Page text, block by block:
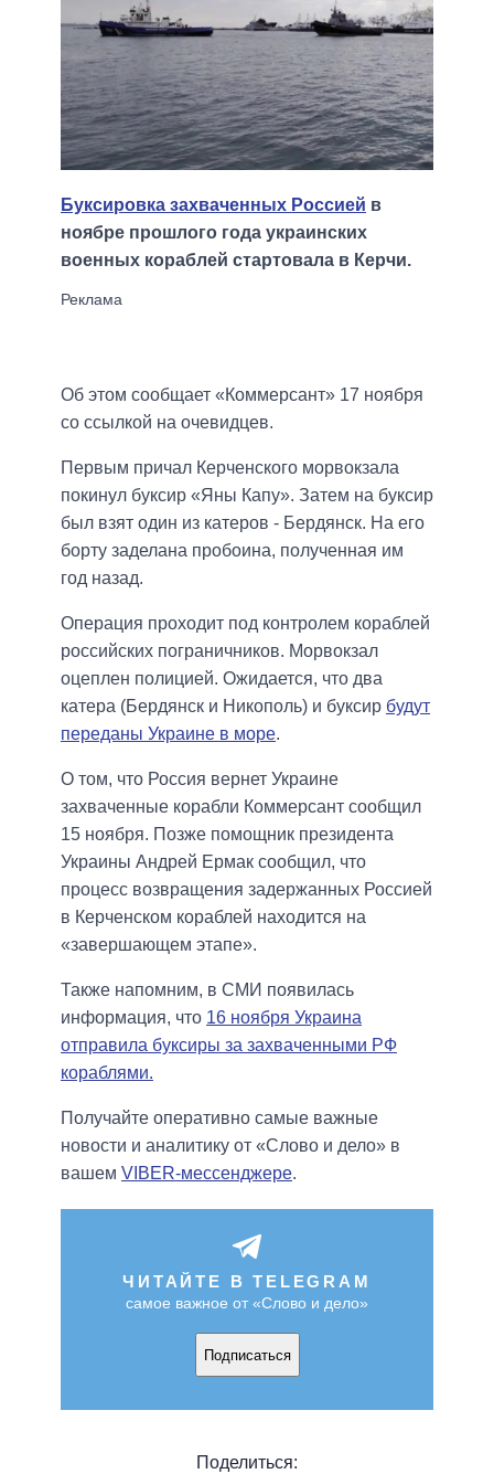
Буксировка захваченных Россией в
ноябре прошлого года украинских
военных кораблей стартовала в Керчи.
Об этом сообщает «Коммерсант» 17 ноября
со ссылкой на очевидцев.
Первым причал Керченского морвокзала
покинул буксир «Яны Капу». Затем на буксир
был взят один из катеров - Бердянск. На его
борту заделана пробоина, полученная им
год назад.
Операция проходит под контролем кораблей
российских пограничников. Морвокзал
оцеплен полицией. Ожидается, что два
катера (Бердянск и Никополь) и буксир будут
переданы Украине в море.
О том, что Россия вернет Украине
захваченные корабли Коммерсант сообщил
15 ноября. Позже помощник президента
Украины Андрей Ермак сообщил, что
процесс возвращения задержанных Россией
в Керченском кораблей находится на
«завершающем этапе».
Также напомним, в СМИ появилась
информация, что 16 ноября Украина
отправила буксиры за захваченными РФ
кораблями.
Получайте оперативно самые важные
новости и аналитику от «Слово и дело» в
вашем VIBER-мессенджере.
ЧИТАЙТЕ В TELEGRAM
самое важное от «Слово и дело»
Подписаться
Поделиться: